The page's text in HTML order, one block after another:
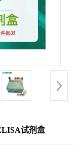
试剂盒